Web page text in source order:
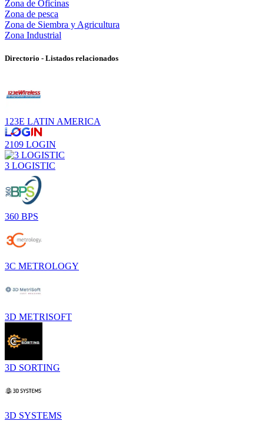
Zona de Oficinas
Zona de pesca
Zona de Siembra y Agricultura
Zona Industrial
Directorio - Listados relacionados
123E LATIN AMERICA
2109 LOGIN
3 LOGISTIC
360 BPS
3C METROLOGY
3D METRISOFT
3D SORTING
3D SYSTEMS